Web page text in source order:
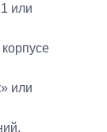
или
или